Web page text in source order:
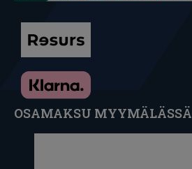
OSAMAKSU MYYMÄLÄSSÄ